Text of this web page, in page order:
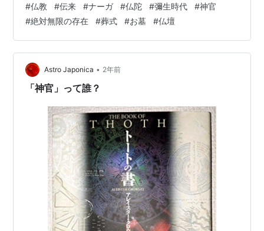
は自分の思考で作ったホログラムであり、亡くなるとい
うことは自分の身体を脱いで、意識という波動エネルギ
ーが自分の本体であるから、それが絶対無限の存在に戻
ることである。 だから、葬式も仏壇もお墓も先祖供養も
いらない。 それなら、どうして仏教…
#仏教 #伝来 #ナーガ #仏陀 #彌生時代 #神官
#絶対無限の存在 #葬式 #お墓 #仏壇
Astro Japonica • 2年前
「神官」って誰？